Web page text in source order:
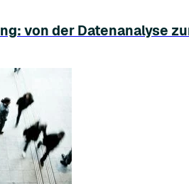
von der Datenanalyse